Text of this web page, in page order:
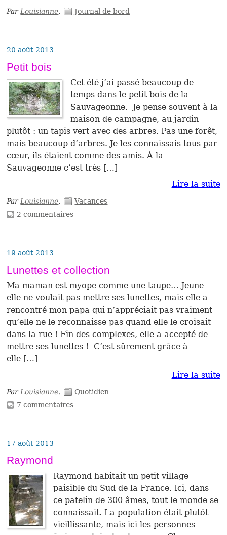
ParLouisianne. Journal de bord
20 août 2013
Petit bois
Cet été j’ai passé beaucoup de
temps dans le petit bois de la
Sauvageonne. Je pense souvent à la
maison de campagne, au jardin
plutôt : un tapis vert avec des arbres. Pas une forêt,
mais beaucoup d’arbres. Je les connaissais tous par
cœur, ils étaient comme des amis. À la
Sauvageonne c’est très […]
Lire la suite
Par Louisianne.
Vacances
2 commentaires
19 août 2013
Lunettes et collection
Ma maman est myope comme une taupe… Jeune
elle ne voulait pas mettre ses lunettes, mais elle a
rencontré mon papa qui n’appréciait pas vraiment
qu’elle ne le reconnaisse pas quand elle le croisait
dans la rue ! Fin des complexes, elle a accepté de
mettre ses lunettes ! C’est sûrement grâce à
elle […]
Lire la suite
Par Louisianne.
Quotidien
7 commentaires
17 août 2013
Raymond
Raymond habitait un petit village
paisible du Sud de la France. Ici, dans
ce patelin de 300 âmes, tout le monde se
connaissait. La population était plutôt
vieillissante, mais ici les personnes